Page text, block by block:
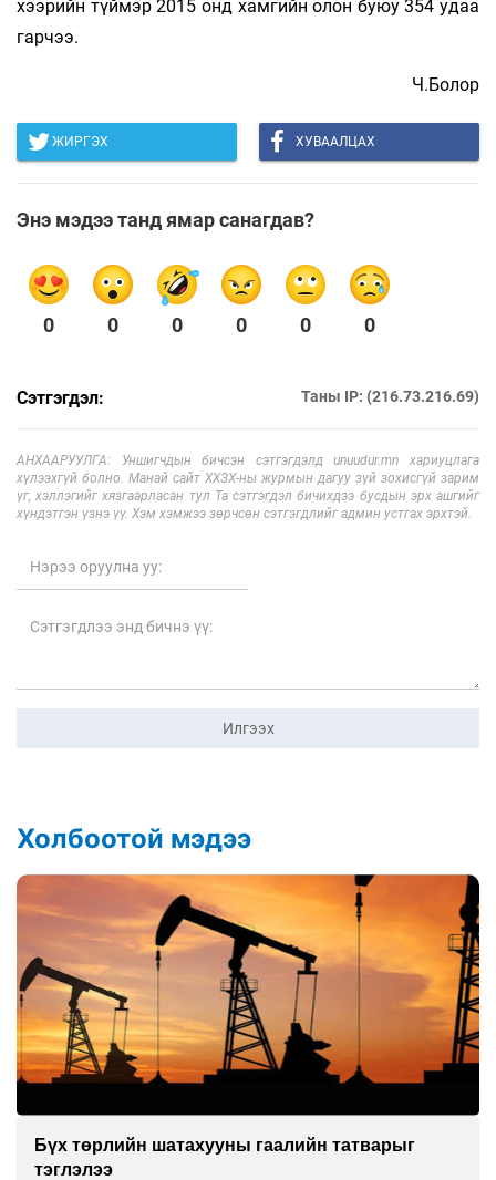
хээрийн түймэр 2015 онд хамгийн олон буюу 354 удаа
гарчээ.
Ч.Болор
ЖИРГЭХ ХУВААЛЦАХ
Энэ мэдээ танд ямар санагдав?
0 0 0 0 0 0
Сэтгэгдэл: Таны IP: (216.73.216.69)
АНХААРУУЛГА: Уншигчдын бичсэн сэтгэгдэлд unuudur.mn хариуцлага
хүлээхгүй болно. Манай сайт ХХЗХ-ны журмын дагуу зүй зохисгүй зарим
үг, хэллэгийг хязгаарласан тул Та сэтгэгдэл бичихдээ бусдын эрх ашгийг
хүндэтгэн үзнэ үү. Хэм хэмжээ зөрчсөн сэтгэгдлийг админ устгах эрхтэй.
Илгээх
Холбоотой мэдээ
Бүх төрлийн шатахууны гаалийн татварыг
тэглэлээ